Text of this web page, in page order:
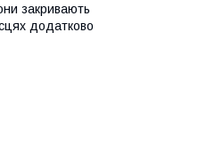
закривають
додатково